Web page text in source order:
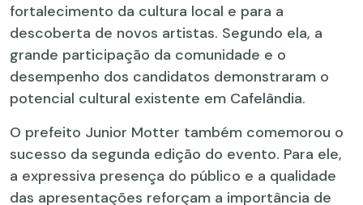
fortalecimento da cultura local e para a
descoberta de novos artistas. Segundo ela, a
grande participação da comunidade e o
desempenho dos candidatos demonstraram o
potencial cultural existente em Cafelândia.
O prefeito Junior Motter também comemorou o
sucesso da segunda edição do evento. Para ele,
a expressiva presença do público e a qualidade
das apresentações reforçam a importância de